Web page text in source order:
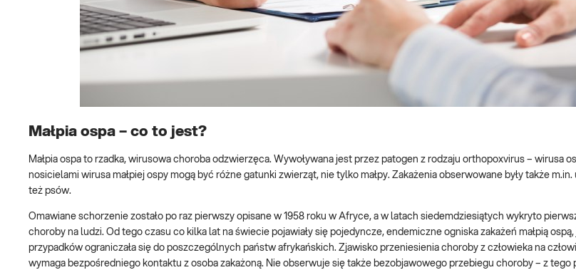
Małpia ospa – co to jest?
Małpia ospa to rzadka, wirusowa choroba odzwierzęca. Wywoływana jest przez patogen z rodzaju orthopoxvirus – wirusa
nosicielami wirusa małpiej ospy mogą być różne gatunki zwierząt, nie tylko małpy. Zakażenia obserwowane były także
też psów.
Omawiane schorzenie zostało po raz pierwszy opisane w 1958 roku w Afryce, a w latach siedemdziesiątych wykryto
choroby na ludzi. Od tego czasu co kilka lat na świecie pojawiały się pojedyncze, endemiczne ogniska zakażeń małpią
przypadków ograniczała się do poszczególnych państw afrykańskich. Zjawisko przeniesienia choroby z człowieka na
wymaga bezpośredniego kontaktu z osoba zakażoną. Nie obserwuje się także bezobjawowego przebiegu choroby – z tego